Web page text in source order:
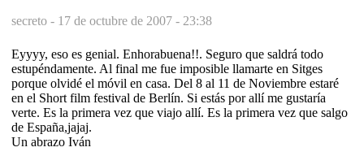
secreto - 17 de octubre de 2007 - 23:38
Eyyyy, eso es genial. Enhorabuena!!. Seguro que saldrá todo
estupéndamente. Al final me fue imposible llamarte en Sitges
porque olvidé el móvil en casa. Del 8 al 11 de Noviembre estaré
en el Short film festival de Berlín. Si estás por allí me gustaría
verte. Es la primera vez que viajo allí. Es la primera vez que salgo
de España,jajaj.
Un abrazo Iván